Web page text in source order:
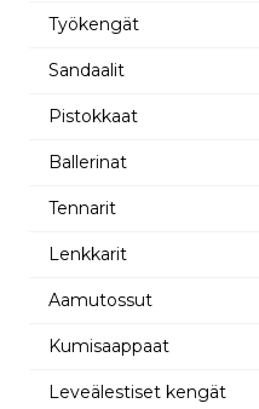
Työkengät
Sandaalit
Pistokkaat
Ballerinat
Tennarit
Lenkkarit
Aamutossut
Kumisaappaat
Leveälestiset kengät